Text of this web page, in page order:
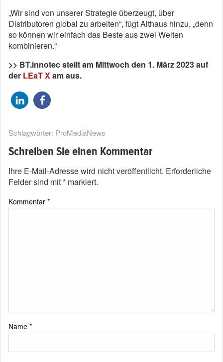
„Wir sind von unserer Strategie überzeugt, über
Distributoren global zu arbeiten“, fügt Althaus hinzu, „denn
so können wir einfach das Beste aus zwei Welten
kombinieren.“
>> BT.innotec stellt am Mittwoch den 1. März 2023 auf
der LEaT Xam aus.
Schlagwörter: ProMediaNews
Schreiben Sie einen Kommentar
Ihre E-Mail-Adresse wird nicht veröffentlicht. Erforderliche
Felder sind mit* markiert.
Kommentar *
Name *